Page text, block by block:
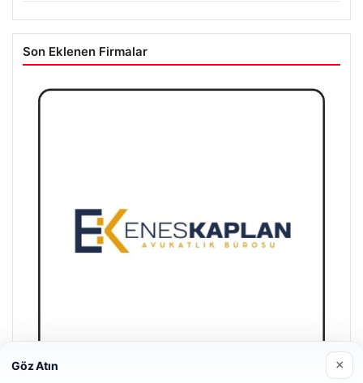
Son Eklenen Firmalar
Göz Atın ×